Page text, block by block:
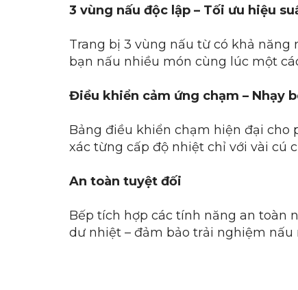
3 vùng nấu độc lập – Tối ưu hiệu
Trang bị 3 vùng nấu từ có khả
bạn nấu nhiều món cùng lúc một
Điều khiển cảm ứng chạm – Nhạy
Bảng điều khiển chạm hiện đại
xác từng cấp độ nhiệt chỉ với vài cú
An toàn tuyệt đối
Bếp tích hợp các tính năng an toàn
dư nhiệt – đảm bảo trải nghiệm